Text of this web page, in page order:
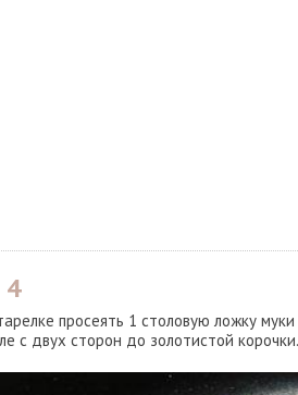
4
просеять 1 столовую ложку
с двух сторон до золотистой корочки.